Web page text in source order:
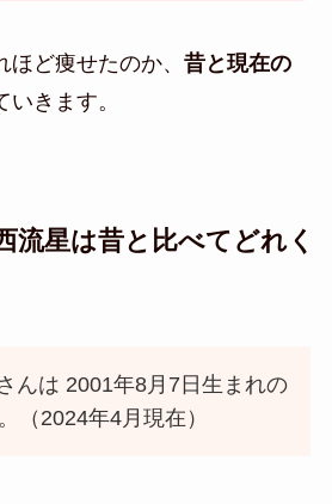
ど痩せたのか、 昔と現在の
いきます。
流星は昔と比べてどれく
んは 2001年8月7日生まれの
（2024年4月現在）